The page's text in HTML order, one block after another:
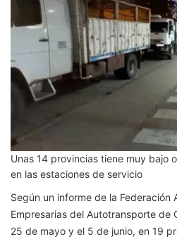
Unas 14 provincias tiene muy bajo
en las estaciones de servicio
Según un informe de la Federación
Empresarias del Autotransporte de
25 de mayo y el 5 de junio, en 19